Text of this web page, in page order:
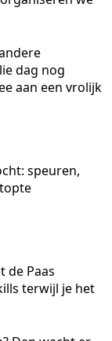
dag nog
aan een vrolijk
speuren,
de Paas
terwijl je het